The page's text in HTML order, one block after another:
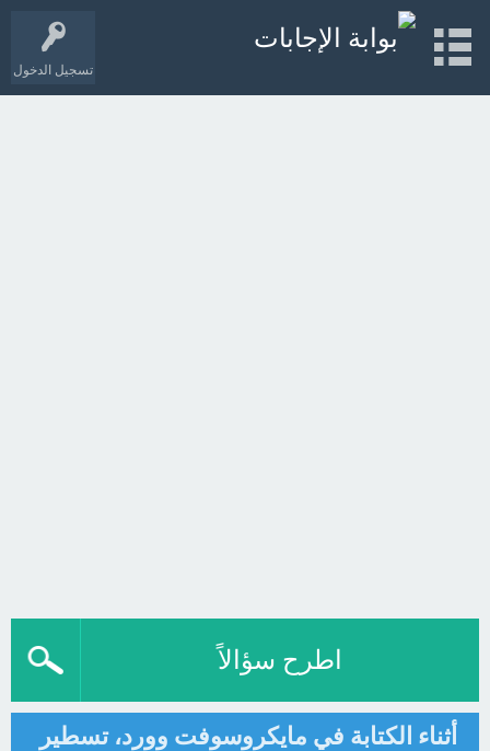
تسجيل الدخول
اطرح سؤالاً
أثناء الكتابة في مايكروسوفت وورد، تسطير